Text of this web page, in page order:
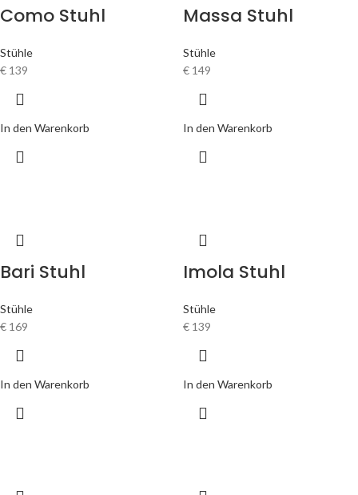
Como Stuhl
Stühle
€ 139
In den Warenkorb
Massa Stuhl
Stühle
€ 149
In den Warenkorb
Bari Stuhl
Stühle
€ 169
In den Warenkorb
Imola Stuhl
Stühle
€ 139
In den Warenkorb